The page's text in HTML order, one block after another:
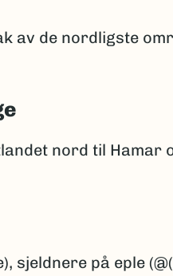
av de nordligste
nord til Hamar
sjeldnere på eple (@(